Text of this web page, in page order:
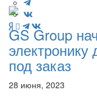
GS Group
электронику
под заказ
28 июня, 2023